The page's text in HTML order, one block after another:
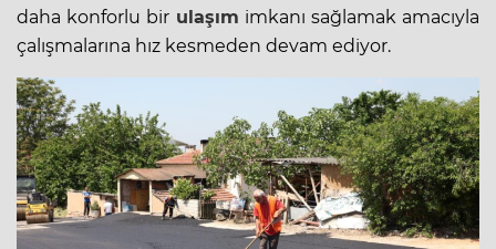
daha konforlu bir ulaşım imkanı sağlamak amacıyla
çalışmalarına hız kesmeden devam ediyor.